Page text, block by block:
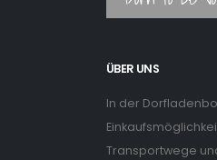
ÜBER UNS
In der
Transportwege